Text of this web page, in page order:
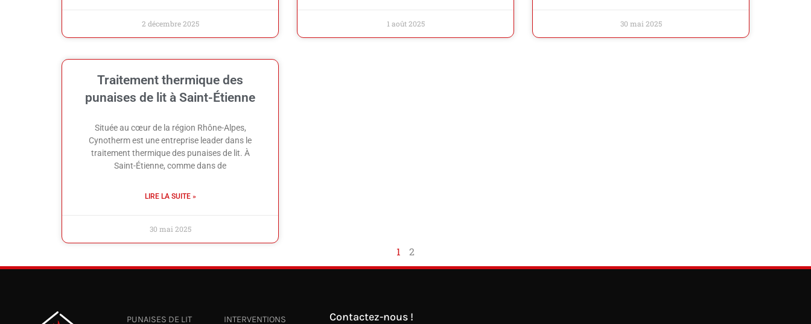
2 décembre 2025 1 août 2025 30 mai 2025
Traitement thermique des
punaises de lit à Saint-Étienne
Située au cœur de la région Rhône-Alpes,
Cynotherm est une entreprise leader dans le
traitement thermique des punaises de lit. À
Saint-Étienne, comme dans de
LIRE LA SUITE »
30 mai 2025
1 2
PUNAISES DE LIT INTERVENTIONS Contactez-nous !